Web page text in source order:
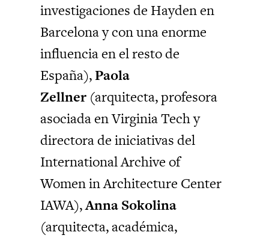
investigaciones de Hayden en
Barcelona y con una enorme
influencia en el resto de
España),Paola
Zellner (arquitecta, profesora
asociada en Virginia Tech y
directora de iniciativas del
International Archive of
Women in Architecture Center
IAWA),Anna Sokolina
(arquitecta, académica,